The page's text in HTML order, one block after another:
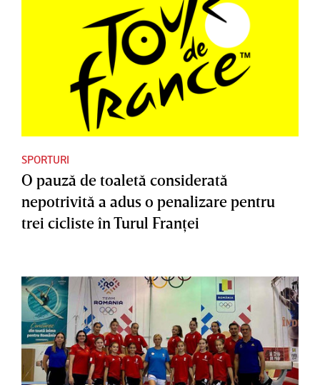
SPORTURI
O pauză de toaletă considerată
nepotrivită a adus o penalizare pentru
trei cicliste în Turul Franţei